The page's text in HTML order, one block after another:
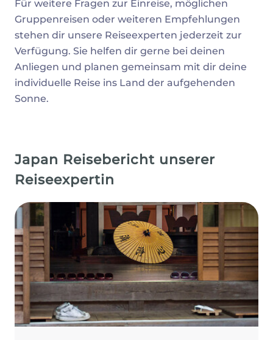
Für weitere Fragen zur Einreise, möglichen
Gruppenreisen oder weiteren Empfehlungen
stehen dir unsere Reiseexperten jederzeit zur
Verfügung. Sie helfen dir gerne bei deinen
Anliegen und planen gemeinsam mit dir deine
individuelle Reise ins Land der aufgehenden
Sonne.
Japan Reisebericht unserer
Reiseexpertin